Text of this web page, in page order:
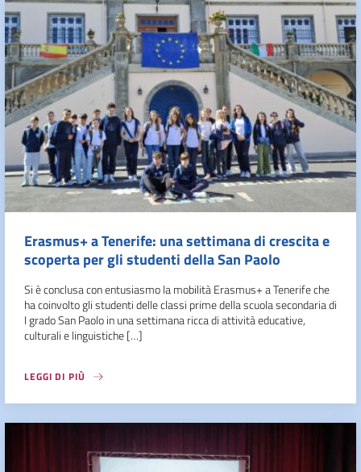
Erasmus+ a Tenerife: una settimana di crescita e
scoperta per gli studenti della San Paolo
Si è conclusa con entusiasmo la mobilità Erasmus+ a Tenerife che
ha coinvolto gli studenti delle classi prime della scuola secondaria di
I grado San Paolo in una settimana ricca di attività educative,
culturali e linguistiche […]
LEGGI DI PIÙ